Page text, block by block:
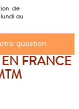
de
au
question
FRANCE